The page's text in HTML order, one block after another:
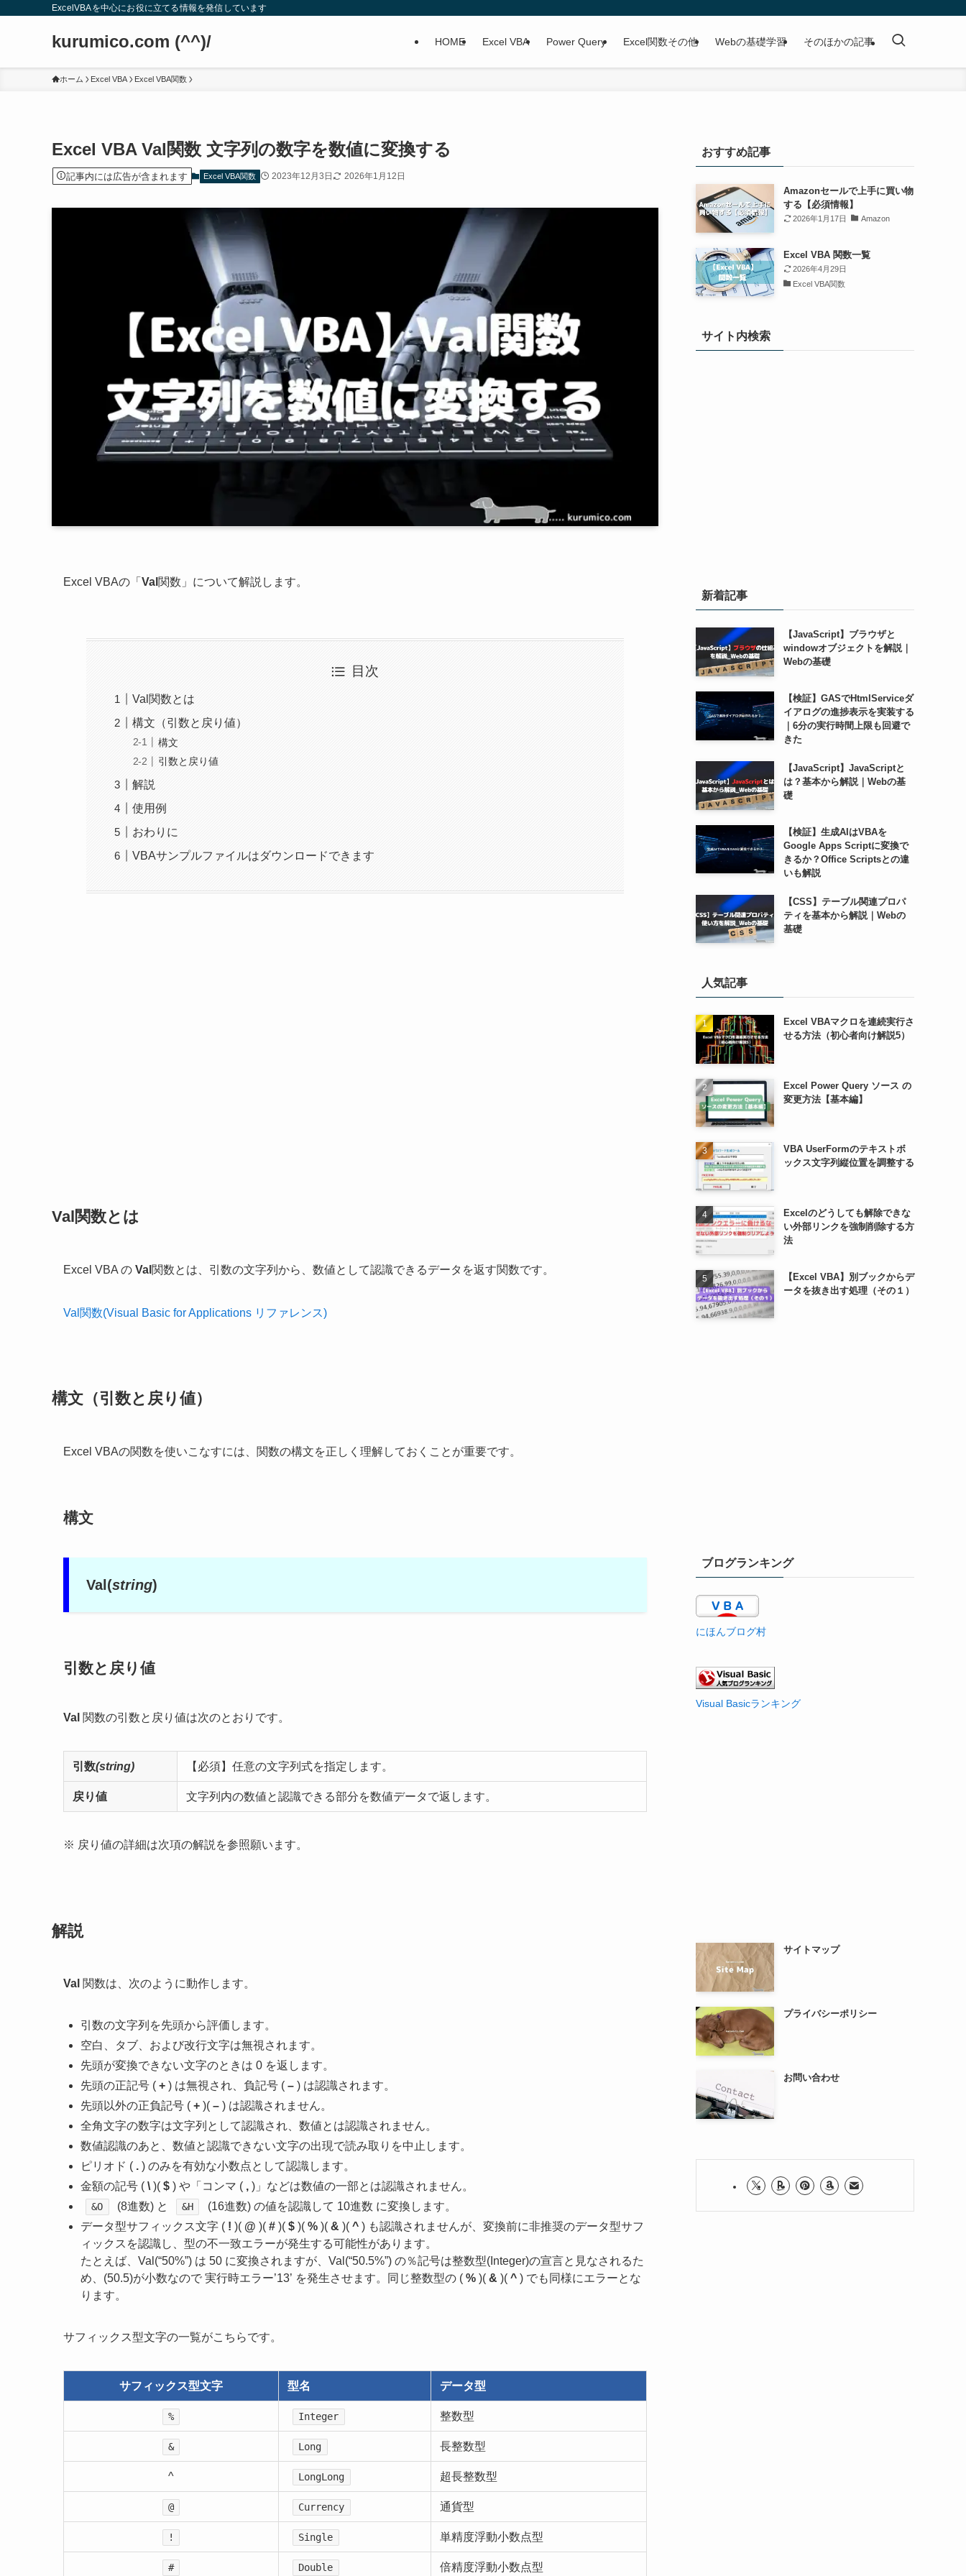
ExcelVBAを中心にお役に立てる情報を発信しています
kurumico.com (^^)/ HOME Excel VBA Power Query Excel関数その他 Webの基礎学習 そのほかの記事
ホーム Excel VBA Excel VBA関数
Excel VBA Val関数 文字列の数字を数値に変換する
記事内には広告が含まれます Excel VBA関数 2023年12月3日 2026年1月12日
Excel VBAの「 Val 関数」について解説します。
目次
Val関数とは
構文（引数と戻り値）
構文
引数と戻り値
解説
使用例
おわりに
VBAサンプルファイルはダウンロードできます
Val関数とは
Excel VBA の Val 関数とは、引数の文字列から、数値として認識できるデータを返す関数です。
Val関数(Visual Basic for Applications リファレンス)
構文（引数と戻り値）
Excel VBAの関数を使いこなすには、関数の構文を正しく理解しておくことが重要です。
構文
Val(string)
引数と戻り値
Val 関数の引数と戻り値は次のとおりです。
引数(string) 【必須】 任意の文字列式を指定します。
戻り値 文字列内の数値と認識できる部分を数値データで返します。
※ 戻り値の詳細は次項の解説を参照願います。
解説
Val 関数は、次のように動作します。
引数の文字列を先頭から評価します。
空白、タブ、および改行文字は無視されます。
先頭が変換できない文字のときは 0 を返します。
先頭の正記号 ( + ) は無視され、負記号 ( – ) は認識されます。
先頭以外の正負記号 ( + )( – ) は認識されません。
全角文字の数字は文字列として認識され、数値とは認識されません。
数値認識のあと、数値と認識できない文字の出現で読み取りを中止します。
ピリオド ( . ) のみを有効な小数点として認識します。
金額の記号 ( \)( $ ) や「コンマ ( , )」などは数値の一部とは認識されません。
&O (8進数) と &H
(16進数) の値を認識して 10進数 に変換します。
データ型サフィックス文字 ( ! )( @ )( # )( $ )( % )( & )( ^ ) も認識されませんが、変換前に非推奨のデータ型サフ
ィックスを認識し、型の不一致エラーが発生する可能性があります。
たとえば、Val(“50%”) は 50 に変換されますが、Val(“50.5%”) の％記号は整数型(Integer)の宣言と見なされるた
め、(50.5)が小数なので 実行時エラー’13’ を発生させます。同じ整数型の ( % )( & )( ^ ) でも同様にエラーとな
ります。
サフィックス型文字の一覧がこちらです。
サフィックス型文字 型名 データ型
% Integer 整数型
& Long 長整数型
^ LongLong 超長整数型
@ Currency 通貨型
! Single 単精度浮動小数点型
# Double 倍精度浮動小数点型
おすすめ記事
Amazonセールで上手に買い物
する【必須情報】
2026年1月17日 Amazon
Excel VBA 関数一覧
2026年4月29日
Excel VBA関数
サイト内検索
新着記事
【JavaScript】ブラウザと
windowオブジェクトを解説｜
Webの基礎
【検証】GASでHtmlServiceダ
イアログの進捗表示を実装する
｜6分の実行時間上限も回避で
きた
【JavaScript】JavaScriptと
は？基本から解説｜Webの基
礎
【検証】生成AIはVBAを
Google Apps Scriptに変換で
きるか？Office Scriptsとの違
いも解説
【CSS】テーブル関連プロパ
ティを基本から解説｜Webの
基礎
人気記事
Excel VBAマクロを連続実行さ
せる方法（初心者向け解説5）
Excel Power Query ソース の
変更方法【基本編】
VBA UserFormのテキストボ
ックス文字列縦位置を調整する
Excelのどうしても解除できな
い外部リンクを強制削除する方
法
【Excel VBA】別ブックからデ
ータを抜き出す処理（その１）
ブログランキング
にほんブログ村
Visual Basicランキング
サイトマップ
プライバシーポリシー
お問い合わせ